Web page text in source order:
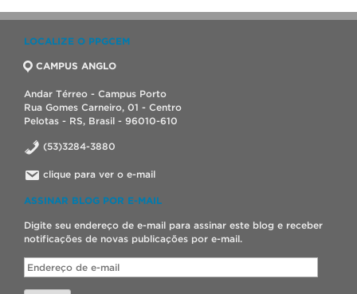
LOCALIZE O PPGCEM
CAMPUS ANGLO
Andar Térreo - Campus Porto
Rua Gomes Carneiro, 01 - Centro
Pelotas - RS, Brasil - 96010-610
(53)3284-3880
clique para ver o e-mail
ASSINAR BLOG POR E-MAIL
Digite seu endereço de e-mail para assinar este blog e receber
notificações de novas publicações por e-mail.
Endereço
de
e-